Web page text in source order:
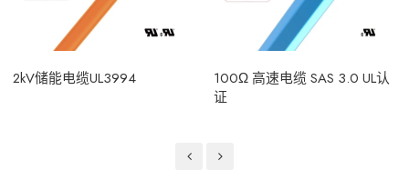
2kV储能电缆UL3994
100Ω 高速电缆 SAS 3.0 UL认
证